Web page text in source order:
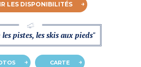
LES DISPONIBILITÉS
pistes, les skis aux pieds"
CARTE